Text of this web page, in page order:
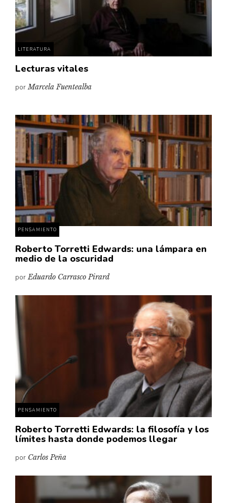
Pensamiento ilustrado
Personaje
Política
Sociedad
Vidas paralelas
Voces y lecturas
LITERATURA
Lecturas vitales
porMarcela Fuentealba
PENSAMIENTO
Roberto Torretti Edwards: una lámpara en
medio de la oscuridad
porEduardo Carrasco Pirard
PENSAMIENTO
Roberto Torretti Edwards: la filosofía y los
límites hasta donde podemos llegar
por Carlos Peña